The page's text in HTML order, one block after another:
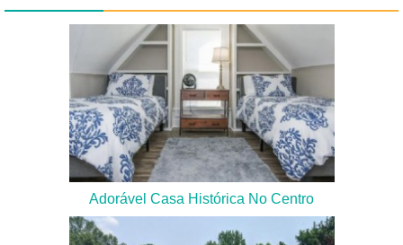
Adorável Casa Histórica No Centro